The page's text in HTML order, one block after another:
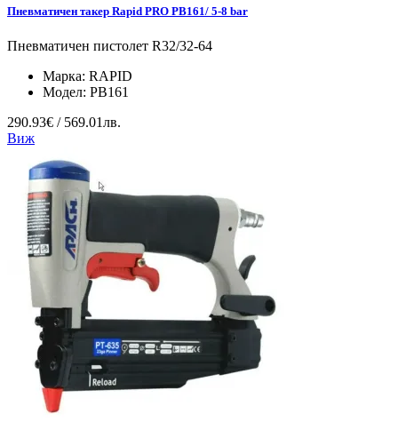
Пневматичен такер Rapid PRO PB161/ 5-8 bar
Пневматичен пистолет R32/32-64
Марка: RAPID
Модел: PB161
290.93€ / 569.01лв.
Виж